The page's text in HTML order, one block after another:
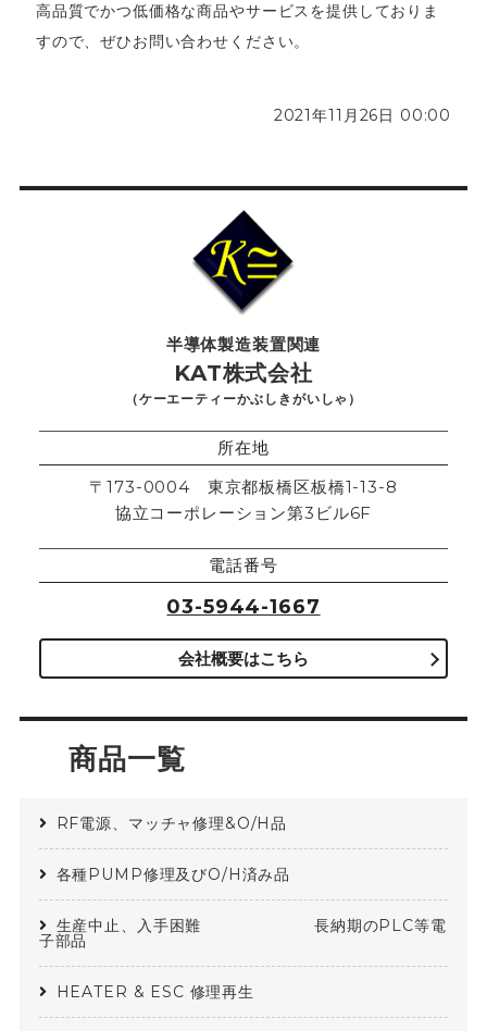
高品質でかつ低価格な商品やサービスを提供しておりま
すので、ぜひお問い合わせください。
2021年11月26日 00:00
半導体製造装置関連
KAT株式会社
（ケーエーティーかぶしきがいしゃ）
所在地
〒173-0004 東京都板橋区板橋1-13-8
協立コーポレーション第3ビル6F
電話番号
03-5944-1667
会社概要はこちら
商品一覧
RF電源、マッチャ修理&O/H品
各種PUMP修理及びO/H済み品
生産中止、入手困難 長納期のPLC等電
子部品
HEATER & ESC 修理再生